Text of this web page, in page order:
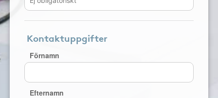
Kontaktuppgifter
Förnamn
Efternamn